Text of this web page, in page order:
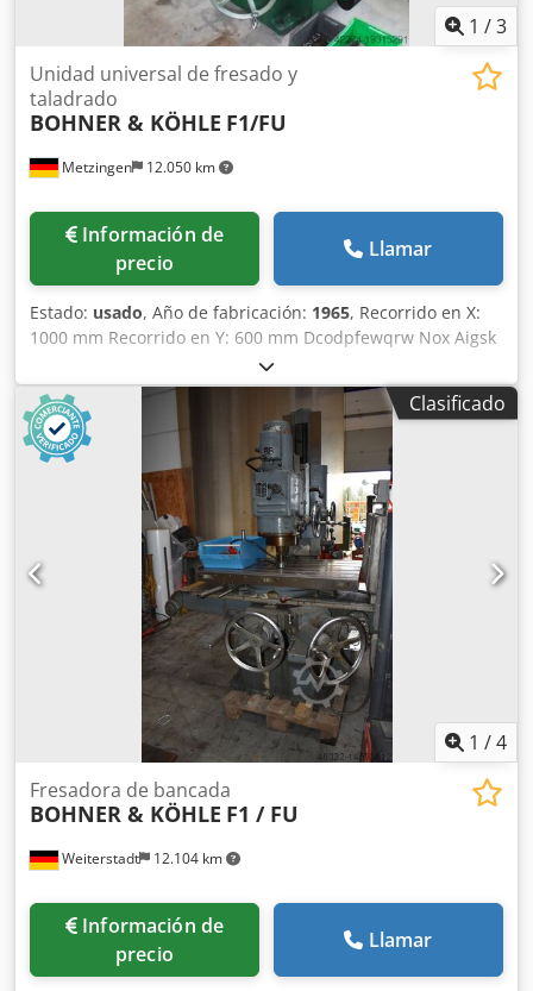
1 /3
Metzingen 12.050 km
Unidad universal de fresado y
taladrado
BOHNER & KÖHLE F1/FU
Información de
precio
Llamar
Estado: usado, Año de fabricación: 1965, Recorrido en X:
1000 mm Recorrido en Y: 600 mm Dcodpfewqrw Nox Aigsk
Requisito de potencia total: 2,5 kW Descripción a
continuación.
Clasificado
1 /4
Weiterstadt 12.104 km
Fresadora de bancada
BOHNER & KÖHLE F1 / FU
Información de
precio
Llamar